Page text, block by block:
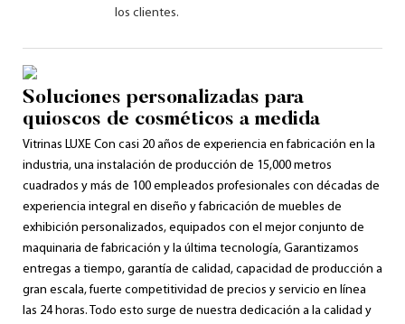
los clientes.
Soluciones personalizadas para
quioscos de cosméticos a medida
Vitrinas LUXE Con ​​casi 20 años de experiencia en fabricación en la
industria, una instalación de producción de 15,000 metros
cuadrados y más de 100 empleados profesionales con décadas de
experiencia integral en diseño y fabricación de muebles de
exhibición personalizados, equipados con el mejor conjunto de
maquinaria de fabricación y la última tecnología, Garantizamos
entregas a tiempo, garantía de calidad, capacidad de producción a
gran escala, fuerte competitividad de precios y servicio en línea
las 24 horas. Todo esto surge de nuestra dedicación a la calidad y